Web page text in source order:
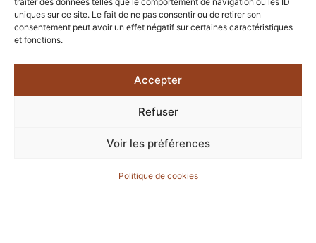
uniques sur ce site. Le fait de ne pas consentir ou de retirer son
consentement peut avoir un effet négatif sur certaines caractéristiques
et fonctions.
Accepter
Refuser
Voir les préférences
Politique de cookies